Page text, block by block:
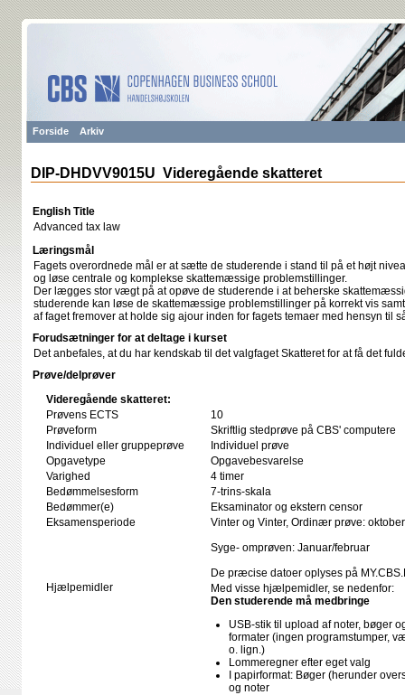
Forside Arkiv
DIP-DHDVV9015U Videregående skatteret
English Title
Advanced tax law
Læringsmål
Fagets overordnede mål er at sætte de studerende i stand til på et højt
og løse centrale og komplekse skattemæssige problemstillinger.
Der lægges stor vægt på at opøve de studerende i at beherske
studerende kan løse de skattemæssige problemstillinger på korrekt vis
af faget fremover at holde sig ajour inden for fagets temaer med hensyn til
Forudsætninger for at deltage i kurset
Det anbefales, at du har kendskab til det valgfaget Skatteret for at få det
Prøve/delprøver
Videregående skatteret:
Prøvens ECTS
10
Prøveform
Skriftlig stedprøve på CBS' computere
Individuel eller gruppeprøve
Individuel prøve
Opgavetype
Opgavebesvarelse
Varighed
4 timer
Bedømmelsesform
7-trins-skala
Bedømmer(e)
Eksaminator og ekstern censor
Eksamensperiode
Vinter og Vinter, Ordinær prøve:
Syge- omprøven: Januar/februar
De præcise datoer oplyses på
Hjælpemidler
Med visse hjælpemidler, se nedenfor:
Den studerende må medbringe
USB-stik til upload af noter, bøger
formater (ingen programstumper,
o. lign.)
Lommeregner efter eget valg
I papirformat: Bøger (herunder
og noter